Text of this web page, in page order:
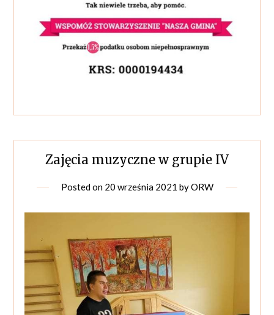
Zajęcia muzyczne w grupie IV
Posted on 20 września 2021 byORW